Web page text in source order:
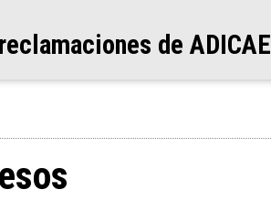
de ADICAE